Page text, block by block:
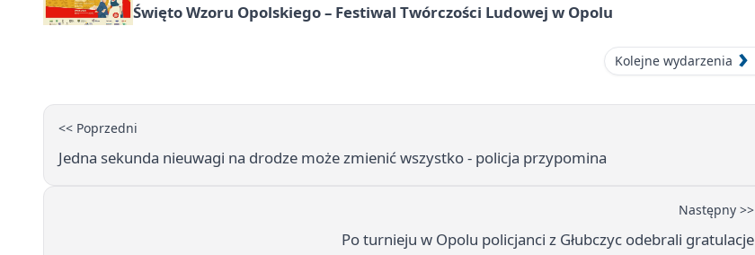
Święto Wzoru Opolskiego – Festiwal Twórczości Ludowej w Opolu
Kolejne wydarzenia
<< Poprzedni
Jedna sekunda nieuwagi na drodze może zmienić wszystko - policja przypomina
Następny >>
Po turnieju w Opolu policjanci z Głubczyc odebrali gratulacje